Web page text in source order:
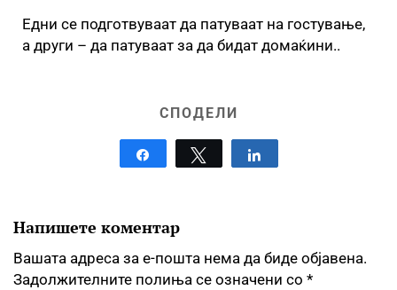
Едни се подготвуваат да патуваат на гостување,
а други – да патуваат за да бидат домаќини..
СПОДЕЛИ
Tweet
Напишете коментар
Вашата адреса за е-пошта нема да биде објавена.
Задолжителните полиња се означени со *